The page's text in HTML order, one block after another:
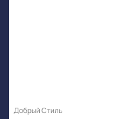
Добрый Стиль